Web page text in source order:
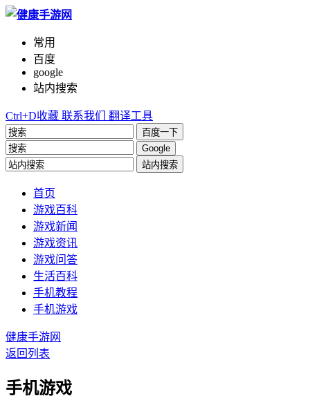
常用
百度
google
站内搜索
Ctrl+D收藏 联系我们 翻译工具
百度一下
Google
站内搜索
首页
游戏百科
游戏新闻
游戏资讯
游戏问答
生活百科
手机教程
手机游戏
健康手游网
返回列表
手机游戏